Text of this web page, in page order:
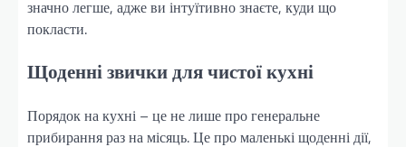
значно легше, адже ви інтуїтивно знаєте, куди що
покласти.
Щоденні звички для чистої кухні
Порядок на кухні – це не лише про генеральне
прибирання раз на місяць. Це про маленькі щоденні дії,